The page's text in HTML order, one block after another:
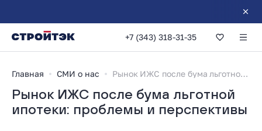
+7 (343) 318-31-35
Главная СМИ о нас Рынок ИЖС после бума льготной ипотеки: проблемы и перспективы
Рынок ИЖС после бума льготной
ипотеки: проблемы и перспективы